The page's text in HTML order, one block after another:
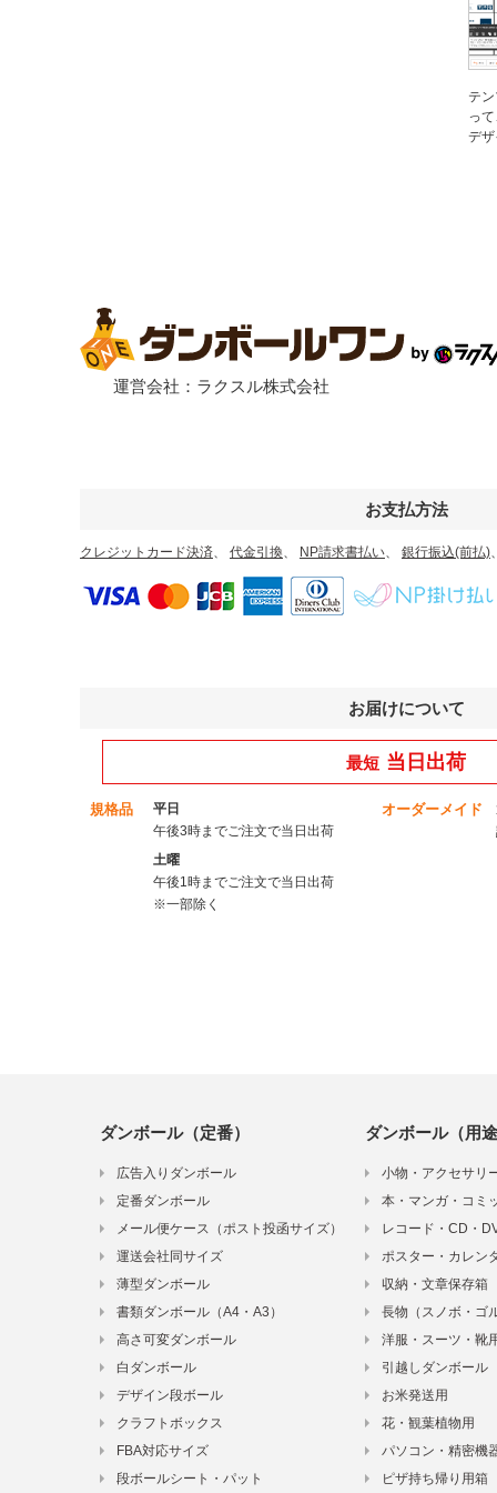
テ
っ
デ
運営会社：ラクスル株式会社
お支払方法
クレジットカード決済、 代金引換、 NP請求書払い、 銀行振込(前払)
お届けについて
最短 当日出荷
規格品
平日
午後3時までご注文で当日出荷
土曜
午後1時までご注文で当日出荷
※一部除く
オーダーメイド
ダンボール（定番）
広告入りダンボール
定番ダンボール
メール便ケース（ポスト投函サイズ）
運送会社同サイズ
薄型ダンボール
書類ダンボール（A4・A3）
高さ可変ダンボール
白ダンボール
デザイン段ボール
クラフトボックス
FBA対応サイズ
段ボールシート・パット
ダンボール（用
小物・アクセサリ
本・マンガ・コミ
レコード・CD・
ポスター・カレン
収納・文章保存箱
長物（スノボ・ゴ
洋服・スーツ・靴
引越しダンボール
お米発送用
花・観葉植物用
パソコン・精密機
ピザ持ち帰り用箱